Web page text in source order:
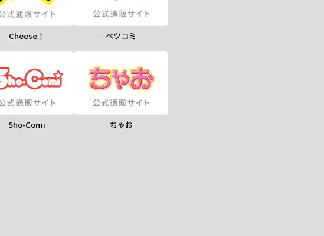
Cheese！ ベツコミ
Sho-Comi ちゃお